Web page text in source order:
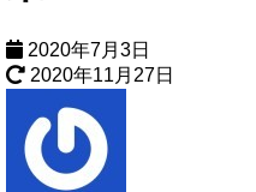
2020年7月3日
2020年11月27日